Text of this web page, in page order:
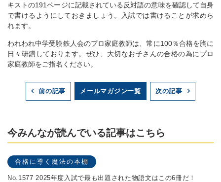
キストの191ページに記載されている反対語の意味を確認して自身
で書けるようにしておきましょう。入試では書けることが求めら
れます。
われわれ中学受験鉄人会のプロ家庭教師は、常に100％合格を胸に
日々研鑽しております。ぜひ、大切なお子さんの合格の為にプロ
家庭教師をご指名ください。
前の記事 メールマガジン一覧 次の記事
今みんなが読んでいる記事はこちら
合格に導く魔法の本棚
No.1577 2025年度入試で最も出題された物語文はこの6冊だ！